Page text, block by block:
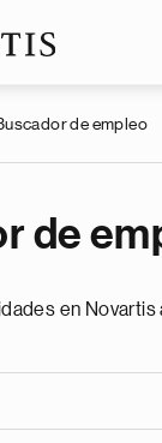
de empleo
de
en Novartis